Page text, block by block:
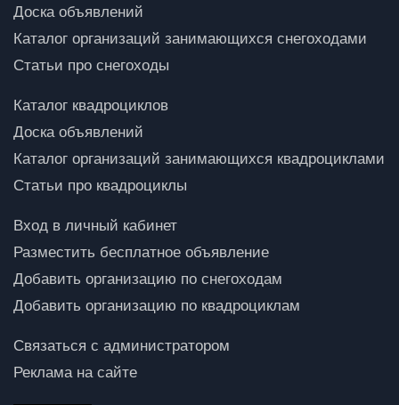
Доска объявлений
Каталог организаций занимающихся снегоходами
Статьи про снегоходы
Каталог квадроциклов
Доска объявлений
Каталог организаций занимающихся квадроциклами
Статьи про квадроциклы
Вход в личный кабинет
Разместить бесплатное объявление
Добавить организацию по снегоходам
Добавить организацию по квадроциклам
Связаться с администратором
Реклама на сайте